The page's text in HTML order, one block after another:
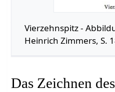
Vierzehnspitz -
Heinrich Zimmers, S.
Das Zeichnen